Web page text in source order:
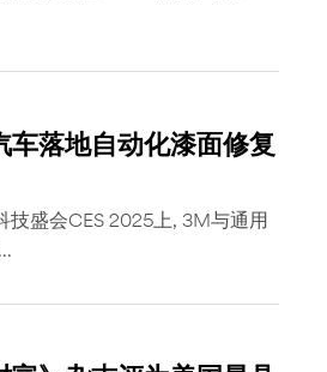
车落地自动化漆面修复
技盛会CES 2025上, 3M与通用